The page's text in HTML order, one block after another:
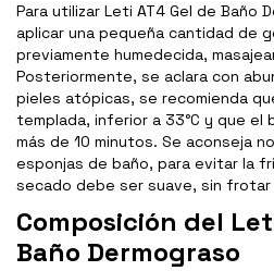
Para utilizar Leti AT4 Gel de Baño
aplicar una pequeña cantidad de
previamente humedecida,
Posteriormente, se aclara con
pieles atópicas, se recomienda
templada, inferior a 33°C y que el
más de 10 minutos. Se aconseja
esponjas de baño, para evitar la
secado debe ser suave, sin frotar
Composición del
Baño Dermograso